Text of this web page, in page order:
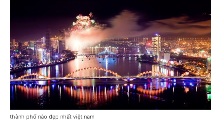
thành phố nào đẹp nhất việt nam